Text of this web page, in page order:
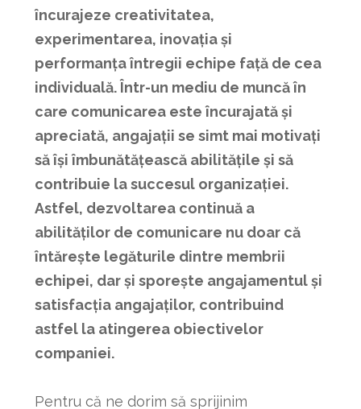
încurajeze creativitatea,
experimentarea, inovația și
performanța întregii echipe față de cea
individuală. Într-un mediu de muncă în
care comunicarea este încurajată și
apreciată, angajații se simt mai motivați
să își îmbunătățească abilitățile și să
contribuie la succesul organizației.
Astfel, dezvoltarea continuă a
abilităților de comunicare nu doar că
întărește legăturile dintre membrii
echipei, dar și sporește angajamentul și
satisfacția angajaților, contribuind
astfel la atingerea obiectivelor
companiei.
Pentru că ne dorim să sprijinim